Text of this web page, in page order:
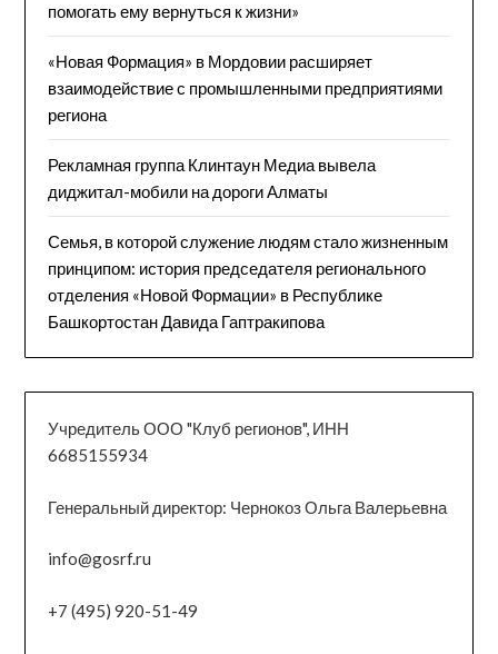
помогать ему вернуться к жизни»
«Новая Формация» в Мордовии расширяет
взаимодействие с промышленными предприятиями
региона
Рекламная группа Клинтаун Медиа вывела
диджитал-мобили на дороги Алматы
Семья, в которой служение людям стало жизненным
принципом: история председателя регионального
отделения «Новой Формации» в Республике
Башкортостан Давида Гаптракипова
Учредитель ООО "Клуб регионов", ИНН
6685155934
Генеральный директор: Чернокоз Ольга Валерьевна
info@gosrf.ru
+7 (495) 920-51-49